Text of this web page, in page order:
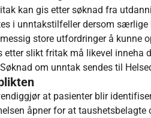
kan gis etter søknad fra
i unntakstilfeller dersom særlige
store utfordringer å kunne
slikt fritak må likevel inneha
om unntak sendes til
at pasienter blir
åpner for at taushetsbelagte